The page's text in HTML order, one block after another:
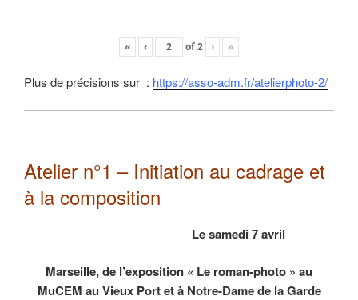
« ‹ of2 › »
Plus de précisions sur : https://asso-adm.fr/atelierphoto-2/
Atelier n°1 – Initiation au cadrage et
à la composition
Le samedi 7 avril
Marseille, de l’exposition « Le roman-photo » au
MuCEM au Vieux Port et à Notre-Dame de la Garde